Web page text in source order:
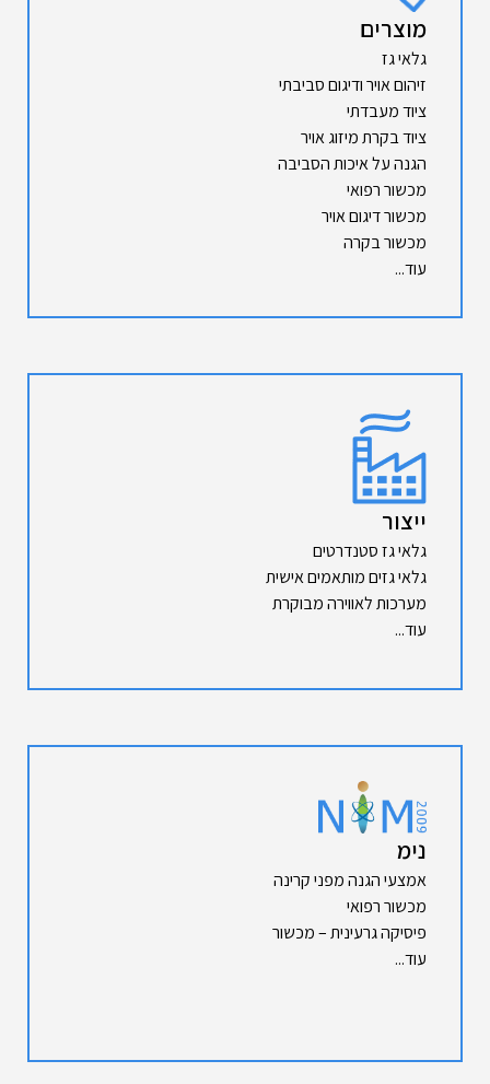
מוצרים
גלאי גז
זיהום אויר ודיגום סביבתי
ציוד מעבדתי
ציוד בקרת מיזוג אויר
הגנה על איכות הסביבה
מכשור רפואי
מכשור דיגום אויר
מכשור בקרה
עוד...
ייצור
גלאי גז סטנדרטים
גלאי גזים מותאמים אישית
מערכות לאווירה מבוקרת
עוד...
נימ
אמצעי הגנה מפני קרינה
מכשור רפואי
פיסיקה גרעינית – מכשור
עוד...